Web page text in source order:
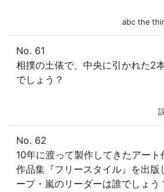
abc the
No. 61
相撲の土俵で、中央に引かれた2
でしょう？
No. 62
10年に渡って製作してきたアート
作品集『フリースタイル』を出版
ープ・嵐のリーダーは誰でしょう